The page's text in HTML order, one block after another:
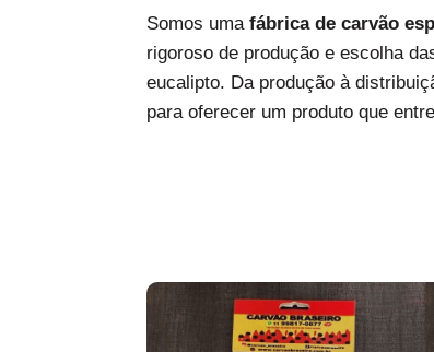
Somos umafábrica de carvão
rigoroso de produção e escolha
eucalipto. Da produção à
para oferecer um produto que